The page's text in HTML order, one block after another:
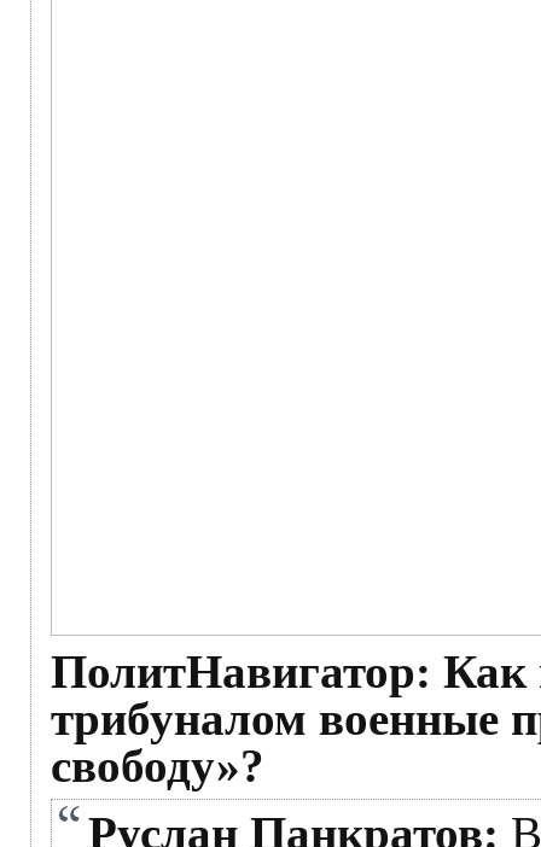
ПолитНавигатор:
трибуналом военные
свободу»?
Руслан Панкратов: